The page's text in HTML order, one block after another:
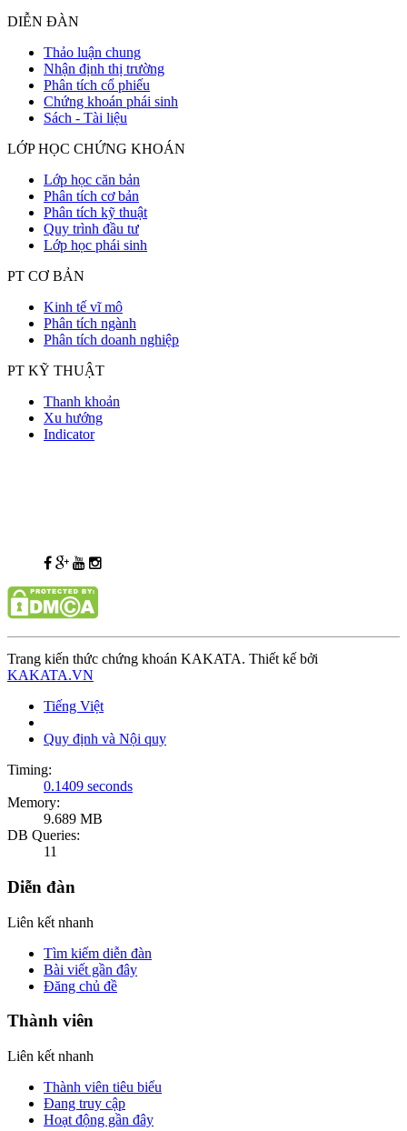
DIỄN ĐÀN
Thảo luận chung
Nhận định thị trường
Phân tích cổ phiếu
Chứng khoán phái sinh
Sách - Tài liệu
LỚP HỌC CHỨNG KHOÁN
Lớp học căn bản
Phân tích cơ bản
Phân tích kỹ thuật
Quy trình đầu tư
Lớp học phái sinh
PT CƠ BẢN
Kinh tế vĩ mô
Phân tích ngành
Phân tích doanh nghiệp
PT KỸ THUẬT
Thanh khoản
Xu hướng
Indicator
Trang kiến thức chứng khoán KAKATA. Thiết kế bởi
KAKATA.VN
Tiếng Việt
Quy định và Nội quy
Timing:
0.1409 seconds
Memory:
9.689 MB
DB Queries:
11
Diễn đàn
Liên kết nhanh
Tìm kiếm diễn đàn
Bài viết gần đây
Đăng chủ đề
Thành viên
Liên kết nhanh
Thành viên tiêu biểu
Đang truy cập
Hoạt động gần đây